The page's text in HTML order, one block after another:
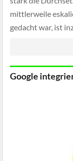
mittlerweile
gedacht war, ist
nachvollziehbar
Google